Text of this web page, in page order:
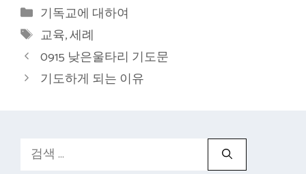
카
테
고
리
기독교에 대하여
태
그
교육,세례
0915 낮은울타리 기도문
기도하게 되는 이유
색: